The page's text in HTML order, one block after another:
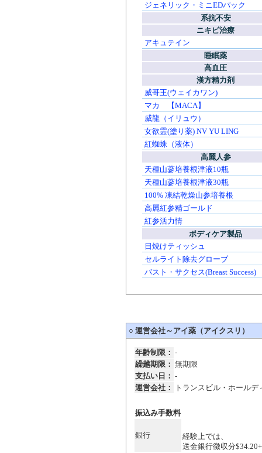
ジェネリック・ミニEDパック
系抗不安
ニキビ治療
アキュテイン
睡眠薬
高血圧
漢方精力剤
威哥王(ウェイカワン)
マカ 【MACA】
威龍（イリュウ）
女欲霊(塗り薬) NV YU LING
紅蜘蛛（液体）
高麗人参
天種山蔘培養根津液10瓶
天種山蔘培養根津液30瓶
100% 凍結乾燥山参培養根
高麗紅参精ゴールド
紅参活力情
ボディケア製品
日焼けティッシュ
セルライト除去グローブ
バスト・サクセス(Breast Success)
○ 運営会社～アイ薬（アイクスリ）
年齢制限： -
繰越期限： 無期限
支払い日： -
運営会社：
トランスビル・ホール
振込み手数料
銀行
経験上では、
送金銀行徴収分